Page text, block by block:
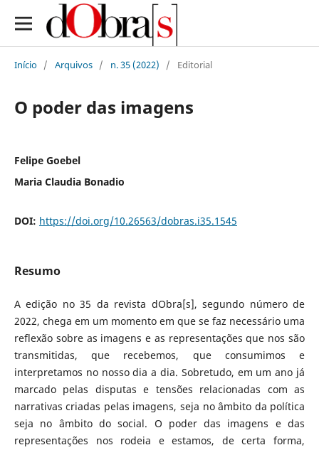
Início / Arquivos / n. 35 (2022) / Editorial
O poder das imagens
Felipe Goebel
Maria Claudia Bonadio
DOI: https://doi.org/10.26563/dobras.i35.1545
Resumo
A edição no 35 da revista dObra[s], segundo número de
2022, chega em um momento em que se faz necessário uma
reflexão sobre as imagens e as representações que nos são
transmitidas, que recebemos, que consumimos e
interpretamos no nosso dia a dia. Sobretudo, em um ano já
marcado pelas disputas e tensões relacionadas com as
narrativas criadas pelas imagens, seja no âmbito da política
seja no âmbito do social. O poder das imagens e das
representações nos rodeia e estamos, de certa forma,